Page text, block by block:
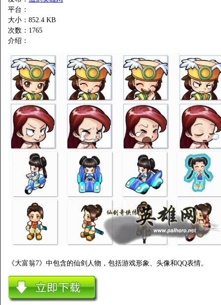
平台：
大小：852.4 KB
次数： 1765
介绍：
《大富翁7》中包含的仙剑人物，包括游戏形象、头像和QQ表情。